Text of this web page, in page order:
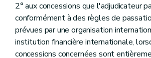
2° aux concessions que l'adjudicateur
conformément à des règles de
prévues par une organisation
institution financière internationale,
concessions concernées sont